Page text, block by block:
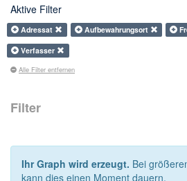
Aktive Filter
Adressat Aufbewahrungsort
Verfasser
Alle Filter entfernen
Filter
Ihr Graph wird erzeugt. Bei
kann dies einen Moment dauern.